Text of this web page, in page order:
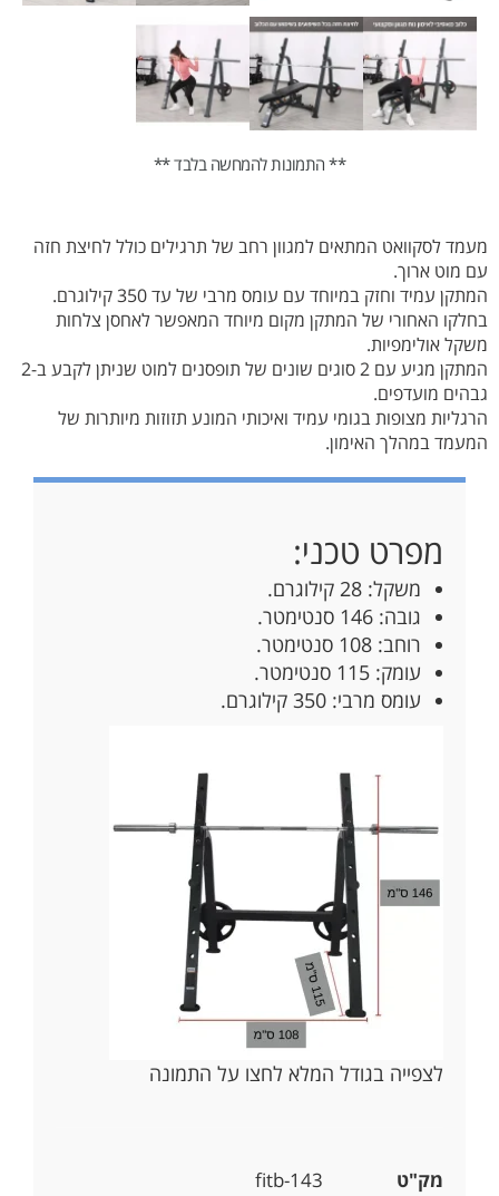
** התמונות להמחשה בלבד **
מעמד לסקוואט המתאים למגוון רחב של תרגילים כולל לחיצת חזה
עם מוט ארוך.
המתקן עמיד וחזק במיוחד עם עומס מרבי של עד 350 קילוגרם.
בחלקו האחורי של המתקן מקום מיוחד המאפשר לאחסן צלחות
משקל אולימפיות.
המתקן מגיע עם 2 סוגים שונים של תופסנים למוט שניתן לקבע ב-2
גבהים מועדפים.
הרגליות מצופות בגומי עמיד ואיכותי המונע תזוזות מיותרות של
המעמד במהלך האימון.
מפרט טכני:
משקל: 28 קילוגרם.
גובה: 146 סנטימטר.
רוחב: 108 סנטימטר.
עומק: 115 סנטימטר.
עומס מרבי: 350 קילוגרם.
לצפייה בגודל המלא לחצו על התמונה
מק"ט
fitb-143